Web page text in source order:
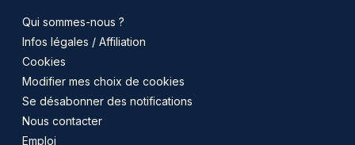
Qui sommes-nous ?
Infos légales / Affiliation
Cookies
Modifier mes choix de cookies
Se désabonner des notifications
Nous contacter
Emploi